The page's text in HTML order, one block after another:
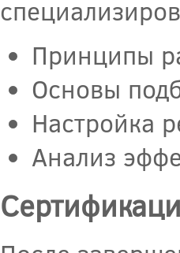
Принципы
Основы
Настройка
Анализ